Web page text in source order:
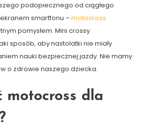
podopiecznego od ciągłego
smartfonu – motocross
pomysłem. Mini crossy
sposób, aby nastolatki nie miały
nauki bezpiecznej jazdy. Nie mamy
o zdrowie naszego dziecka.
motocross dla